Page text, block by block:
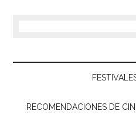
RECOMENDACIONES DE